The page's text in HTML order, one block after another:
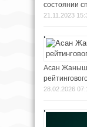
состоянии
21.11.2023
Асан
28.02.2026